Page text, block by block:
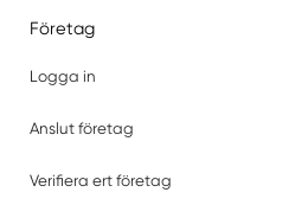
Företag
Logga in
Anslut företag
Verifiera ert företag